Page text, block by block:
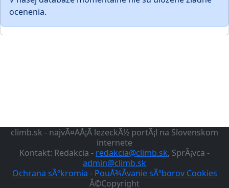
ocenenia.
climb.sk - najvÃ¤ÄÅ¡Ã­ lezeckÃ½ portÃ¡l na Slovenskom
internete
Kontakt: Redakcia - redakcia@climb.sk, SprÃ¡vca -
admin@climb.sk
Ochrana sÃºkromia - PouÅ¾Ã­vanie sÃºborov Cookies
Â©Copyright